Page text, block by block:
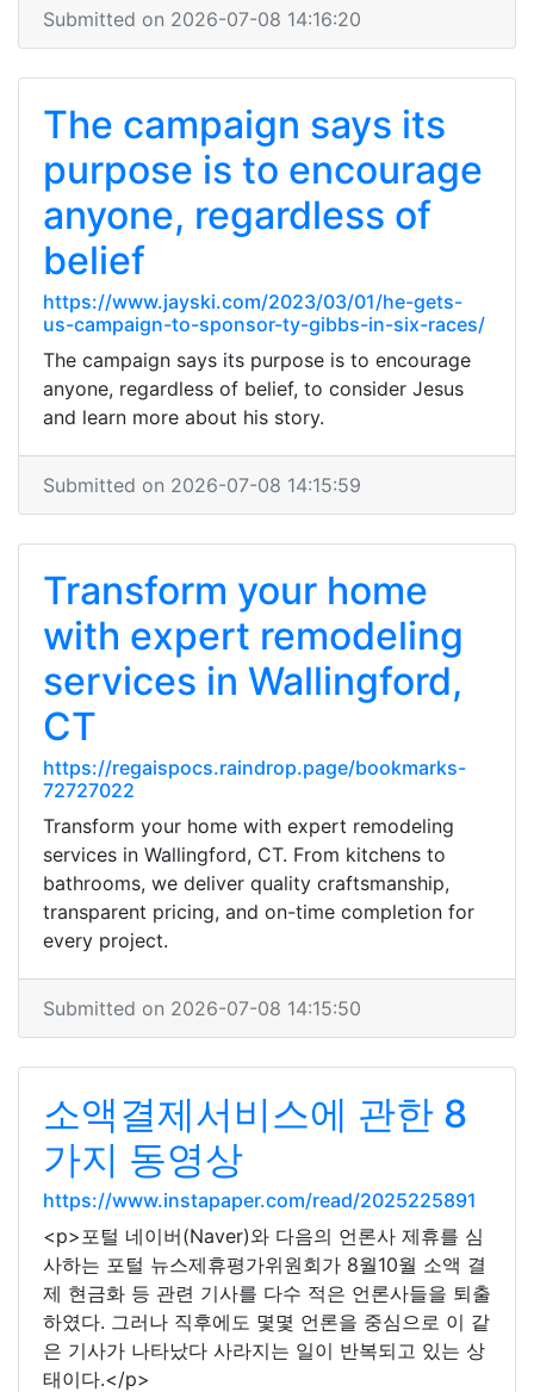
Submitted on 2026-07-08 14:16:20
The campaign says its
purpose is to encourage
anyone, regardless of
belief
https://www.jayski.com/2023/03/01/he-gets-
us-campaign-to-sponsor-ty-gibbs-in-six-races/
The campaign says its purpose is to encourage
anyone, regardless of belief, to consider Jesus
and learn more about his story.
Submitted on 2026-07-08 14:15:59
Transform your home
with expert remodeling
services in Wallingford,
CT
https://regaispocs.raindrop.page/bookmarks-
72727022
Transform your home with expert remodeling
services in Wallingford, CT. From kitchens to
bathrooms, we deliver quality craftsmanship,
transparent pricing, and on-time completion for
every project.
Submitted on 2026-07-08 14:15:50
소액결제서비스에 관한 8
가지 동영상
https://www.instapaper.com/read/2025225891
<p>포털 네이버(Naver)와 다음의 언론사 제휴를 심
사하는 포털 뉴스제휴평가위원회가 8월10월 소액 결
제 현금화 등 관련 기사를 다수 적은 언론사들을 퇴출
하였다. 그러나 직후에도 몇몇 언론을 중심으로 이 같
은 기사가 나타났다 사라지는 일이 반복되고 있는 상
태이다.</p>